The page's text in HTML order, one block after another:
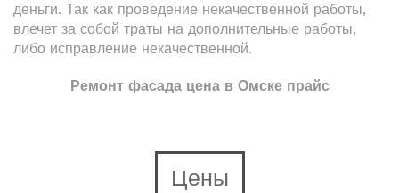
деньги. Так как проведение некачественной работы,
влечет за собой траты на дополнительные работы,
либо исправление некачественной.
Ремонт фасада цена в Омске прайс
Цены